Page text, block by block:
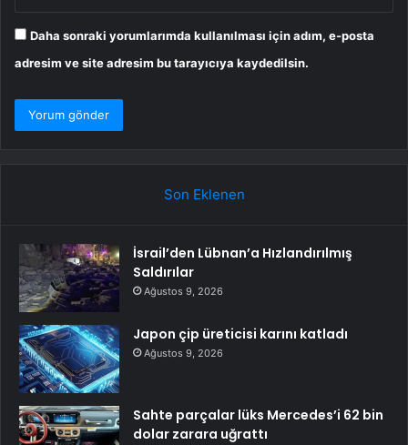
Daha sonraki yorumlarımda kullanılması için adım, e-posta
adresim ve site adresim bu tarayıcıya kaydedilsin.
Son Eklenen
İsrail’den Lübnan’a Hızlandırılmış
Saldırılar
Ağustos 9, 2026
Japon çip üreticisi karını katladı
Ağustos 9, 2026
Sahte parçalar lüks Mercedes’i 62 bin
dolar zarara uğrattı